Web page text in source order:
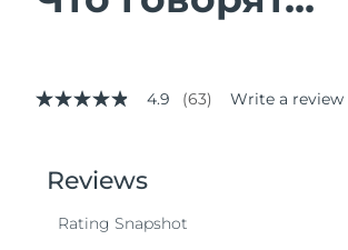
4.9
stars,
average
value.
4.9 (63) Write a review